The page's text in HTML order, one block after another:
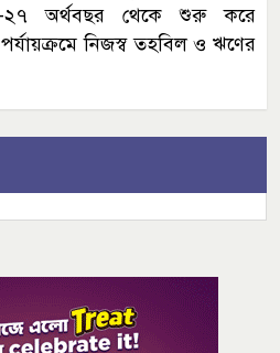
২৭ অর্থবছর থেকে শুরু করে
নিজস্ব তহবিল ও ঋণের